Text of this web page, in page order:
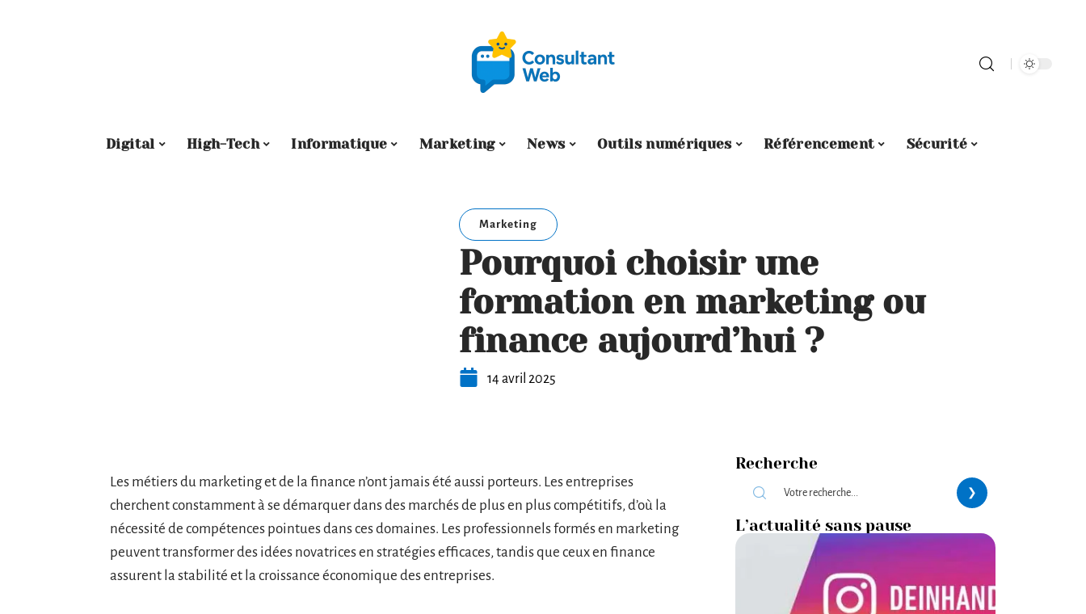
Digital High-Tech Informatique Marketing News Outils numériques Référencement Sécurité
Marketing
Pourquoi choisir une
formation en marketing ou
finance aujourd’hui ?
14 avril 2025
Les métiers du marketing et de la finance n’ont jamais été aussi porteurs. Les entreprises
cherchent constamment à se démarquer dans des marchés de plus en plus compétitifs, d’où la
nécessité de compétences pointues dans ces domaines. Les professionnels formés en marketing
peuvent transformer des idées novatrices en stratégies efficaces, tandis que ceux en finance
assurent la stabilité et la croissance économique des entreprises.
Recherche
L’actualité sans pause